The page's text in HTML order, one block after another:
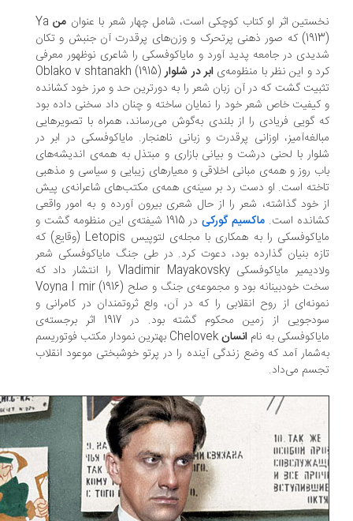
اثر او کتاب کوچکی است، شامل چهار شعر با عنوان من Ya
(1913) که صور ذهنی پرتحرک و وزن‌های پرقدرت آن جنبش و تکان
در جامعه پدید آورد و مایاکوفسکی را شاعری نوظهور معرفی
و این نظر با منظومه‌یابر در شلوارOblako v shtanakh (1915)
گشت که در آن زبان شعر را به دورترین حد و مرز خود کشانده
خاص شعر خود را نمایان ساخته و چنان داد سخنی داده بود
گویی فریادی را از بلندی به‌گوش می‌رساند، همراه با تصویرهایی
اوزانی پرقدرت و زبانی ناهنجار. مایاکوفسکی در ابر در
با لحنی درشت و بیانی بازاری و مبتذل به همه‌ی اندیشه‌های
روز و همه‌ی مبانی اخلاقی و معیارهای زیبایی و سیاسی و مذهبی
است. او دست رد بر سینه‌ی همه‌ی مکتب‌های شاعرانه‌ی پیش
خود گذاشته، شعر را از حال شعری بیرون آورده و به امور واقعی
است. ماکسیم گورکی
در 1915 شیفته‌ی این منظومه گشت و
مایاکوفسکی را به همکاری با مجله‌ی لتوپیس Letopis (وقایع) که
بنیان گذارده بود، دعوت کرد. در طی جنگ مایاکوفسکی شعر
ولادیمیر مایاکوفسکی Vladimir Mayakovsky را انتشار داد که
سخت خودبینانه بود و مجموعه‌ی جنگ و صلح Voyna I mir (1916)
از روح انقلابی را که در آن، ولع ثروتمندان در کامرانی و
سودجویی از زمین محکوم گشته بود. در 1917 اثر برجسته‌ی
به نام انسان
Chelovek بهترین نمودار مکتب فوتوریسم
آمد که وضع زندگی آینده را در پرتو خوشبختی موعود انقلاب
می‌داد.